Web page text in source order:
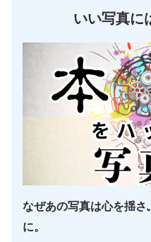
いい写真に
なぜあの写真は心を揺さ
に。